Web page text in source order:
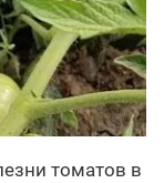
томатов в